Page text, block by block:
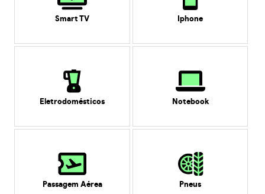
Smart TV Iphone
Eletrodomésticos Notebook
Passagem Aérea Pneus